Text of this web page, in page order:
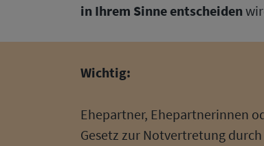
in Ihrem Sinne entscheiden
Wichtig:
Ehepartner, Ehepartnerinnen
Gesetz zur Notvertretung